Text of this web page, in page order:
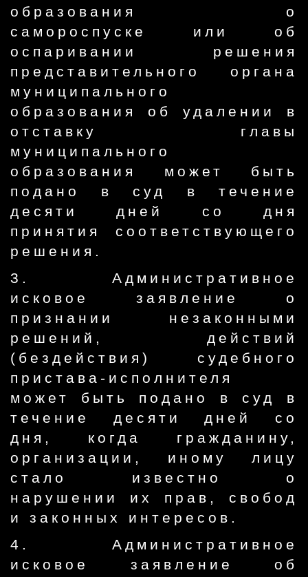
образования о
самороспуске или об
оспаривании решения
представительного органа
муниципального
образования об удалении в
отставку главы
муниципального
образования может быть
подано в суд в течение
десяти дней со дня
принятия соответствующего
решения.
3. Административное
исковое заявление о
признании незаконными
решений, действий
(бездействия) судебного
пристава-исполнителя
может быть подано в суд в
течение десяти дней со
дня, когда гражданину,
организации, иному лицу
стало известно о
нарушении их прав, свобод
и законных интересов.
4. Административное
исковое заявление об